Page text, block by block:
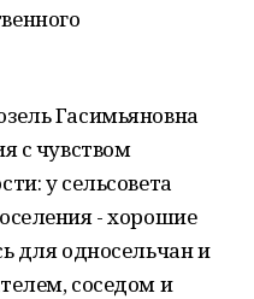
Гасимьяновна
с чувством
у сельсовета
- хорошие
для односельчан и
соседом и